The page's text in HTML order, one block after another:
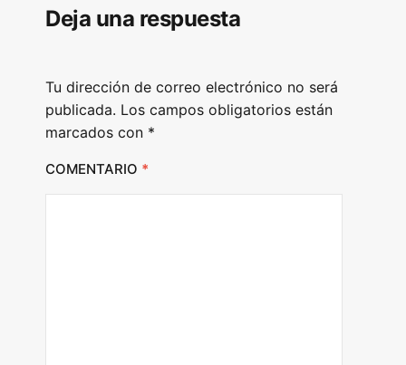
a
r
Deja una respuesta
Tu dirección de correo electrónico no será
publicada. Los campos obligatorios están
marcados con *
COMENTARIO *